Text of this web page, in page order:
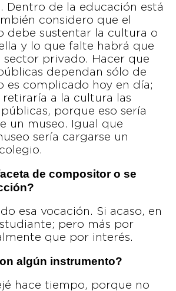
Dentro de la educación está
considero que el
debe sustentar la cultura o
y lo que falte habrá que
sector privado. Hacer que
dependan sólo de
es complicado hoy en día;
retiraría a la cultura las
porque eso sería
un museo. Igual que
sería cargarse un
de compositor o se
esa vocación. Si acaso, en
pero más por
que por interés.
algún instrumento?
hace tiempo, porque no